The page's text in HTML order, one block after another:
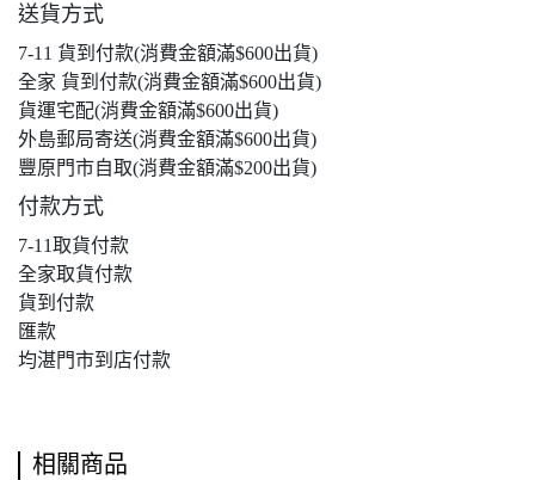
送貨方式
7-11 貨到付款(消費金額滿$600出貨)
全家 貨到付款(消費金額滿$600出貨)
貨運宅配(消費金額滿$600出貨)
外島郵局寄送(消費金額滿$600出貨)
豐原門市自取(消費金額滿$200出貨)
付款方式
7-11取貨付款
全家取貨付款
貨到付款
匯款
均湛門市到店付款
相關商品